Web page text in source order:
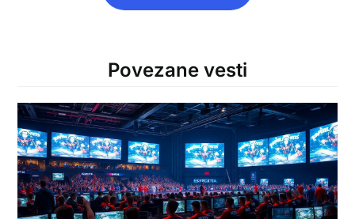
Povezane vesti